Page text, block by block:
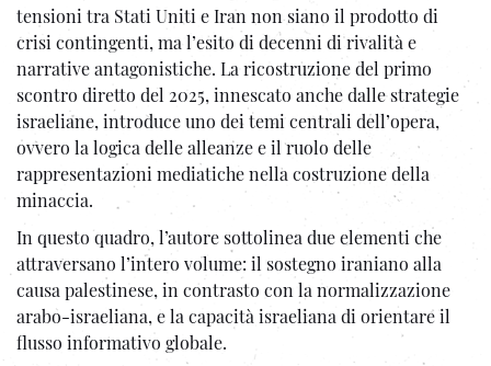
tensioni tra Stati Uniti e Iran non siano il prodotto di
crisi contingenti, ma l’esito di decenni di rivalità e
narrative antagonistiche. La ricostruzione del primo
scontro diretto del 2025, innescato anche dalle strategie
israeliane, introduce uno dei temi centrali dell’opera,
ovvero la logica delle alleanze e il ruolo delle
rappresentazioni mediatiche nella costruzione della
minaccia.
In questo quadro, l’autore sottolinea due elementi che
attraversano l’intero volume: il sostegno iraniano alla
causa palestinese, in contrasto con la normalizzazione
arabo-israeliana, e la capacità israeliana di orientare il
flusso informativo globale.